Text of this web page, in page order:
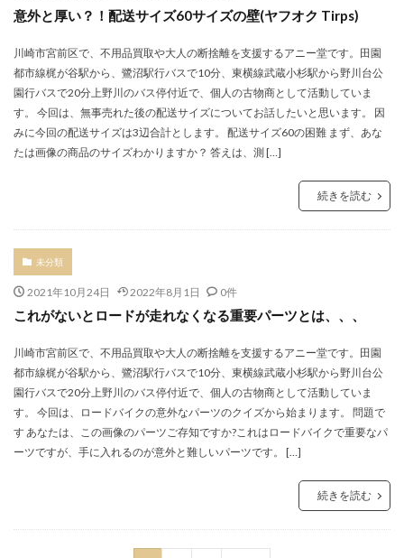
意外と厚い？！配送サイズ60サイズの壁(ヤフオク Tirps)
川崎市宮前区で、不用品買取や大人の断捨離を支援するアニー堂です。田園
都市線梶が谷駅から、鷺沼駅行バスで10分、東横線武蔵小杉駅から野川台公
園行バスで20分上野川のバス停付近で、個人の古物商として活動していま
す。 今回は、無事売れた後の配送サイズについてお話したいと思います。 因
みに今回の配送サイズは3辺合計とします。 配送サイズ60の困難 まず、あな
たは画像の商品のサイズわかりますか？ 答えは、測 […]
続きを読む
未分類
2021年10月24日 2022年8月1日 0件
これがないとロードが走れなくなる重要パーツとは、、、
川崎市宮前区で、不用品買取や大人の断捨離を支援するアニー堂です。田園
都市線梶が谷駅から、鷺沼駅行バスで10分、東横線武蔵小杉駅から野川台公
園行バスで20分上野川のバス停付近で、個人の古物商として活動していま
す。 今回は、ロードバイクの意外なパーツのクイズから始まります。 問題で
す あなたは、この画像のパーツご存知ですか?これはロードバイクで重要なパ
ーツですが、手に入れるのが意外と難しいパーツです。 […]
続きを読む